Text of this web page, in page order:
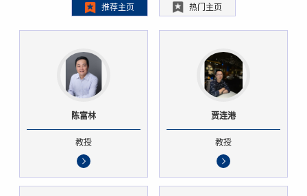
推荐主页 热门主页
陈富林
教授
贾连港
教授